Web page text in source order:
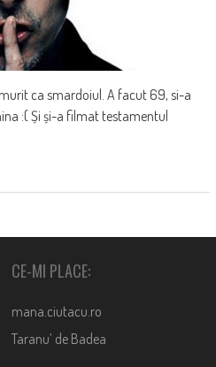
ca smardoiul. A facut 69, si-a
:( Și și-a filmat testamentul
CE-MI PLACE:
mana.ciutacu.ro
Taranu’ de Badea